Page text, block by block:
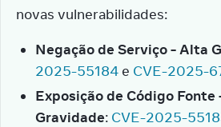
novas vulnerabilidades:
Negação de Serviço - Alta
2025-55184 e CVE-2025-
Exposição de Código Fonte
Gravidade: CVE-2025-